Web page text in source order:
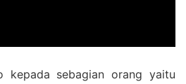
kepada sebagian orang yaitu